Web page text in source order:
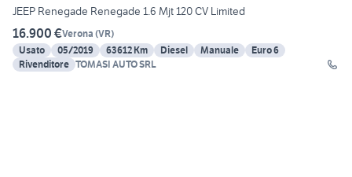
JEEP Renegade Renegade 1.6 Mjt 120 CV Limited
16.900 €Verona (VR)
Usato
05/2019 63612 Km Diesel Manuale
Euro 6
Rivenditore TOMASI AUTO SRL